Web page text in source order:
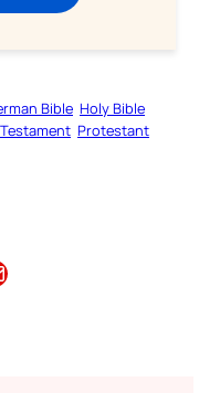
Bible Holy Bible
Protestant